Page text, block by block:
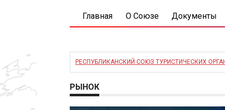
Главная О Союзе Документы
РЕСПУБЛИКАНСКИЙ СОЮЗ ТУРИСТИЧЕСКИХ
РЫНОК